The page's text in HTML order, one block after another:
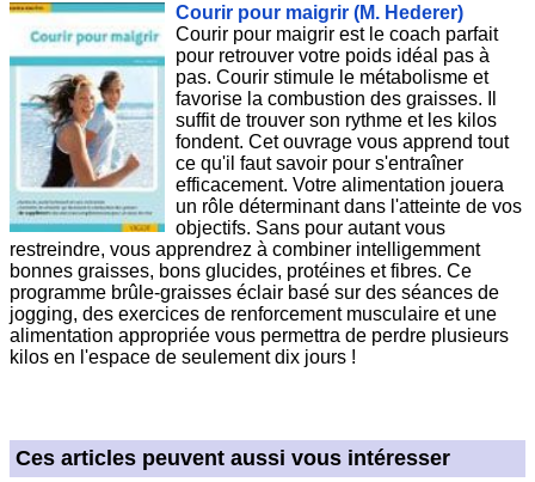
Courir pour maigrir (M. Hederer)
Courir pour maigrir est le coach parfait
pour retrouver votre poids idéal pas à
pas. Courir stimule le métabolisme et
favorise la combustion des graisses. Il
suffit de trouver son rythme et les kilos
fondent. Cet ouvrage vous apprend tout
ce qu'il faut savoir pour s'entraîner
efficacement. Votre alimentation jouera
un rôle déterminant dans l'atteinte de vos
objectifs. Sans pour autant vous
restreindre, vous apprendrez à combiner intelligemment
bonnes graisses, bons glucides, protéines et fibres. Ce
programme brûle-graisses éclair basé sur des séances de
jogging, des exercices de renforcement musculaire et une
alimentation appropriée vous permettra de perdre plusieurs
kilos en l'espace de seulement dix jours !
Ces articles peuvent aussi vous intéresser